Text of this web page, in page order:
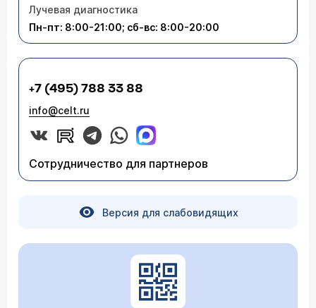
Лучевая диагностика
Пн-пт: 8:00-21:00; сб-вс: 8:00-20:00
+7 (495) 788 33 88
info@celt.ru
Сотрудничество для партнеров
Версия для слабовидящих